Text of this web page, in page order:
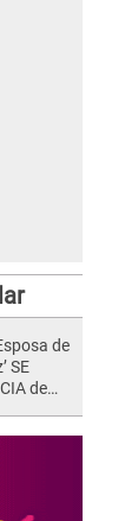
de
SE
de